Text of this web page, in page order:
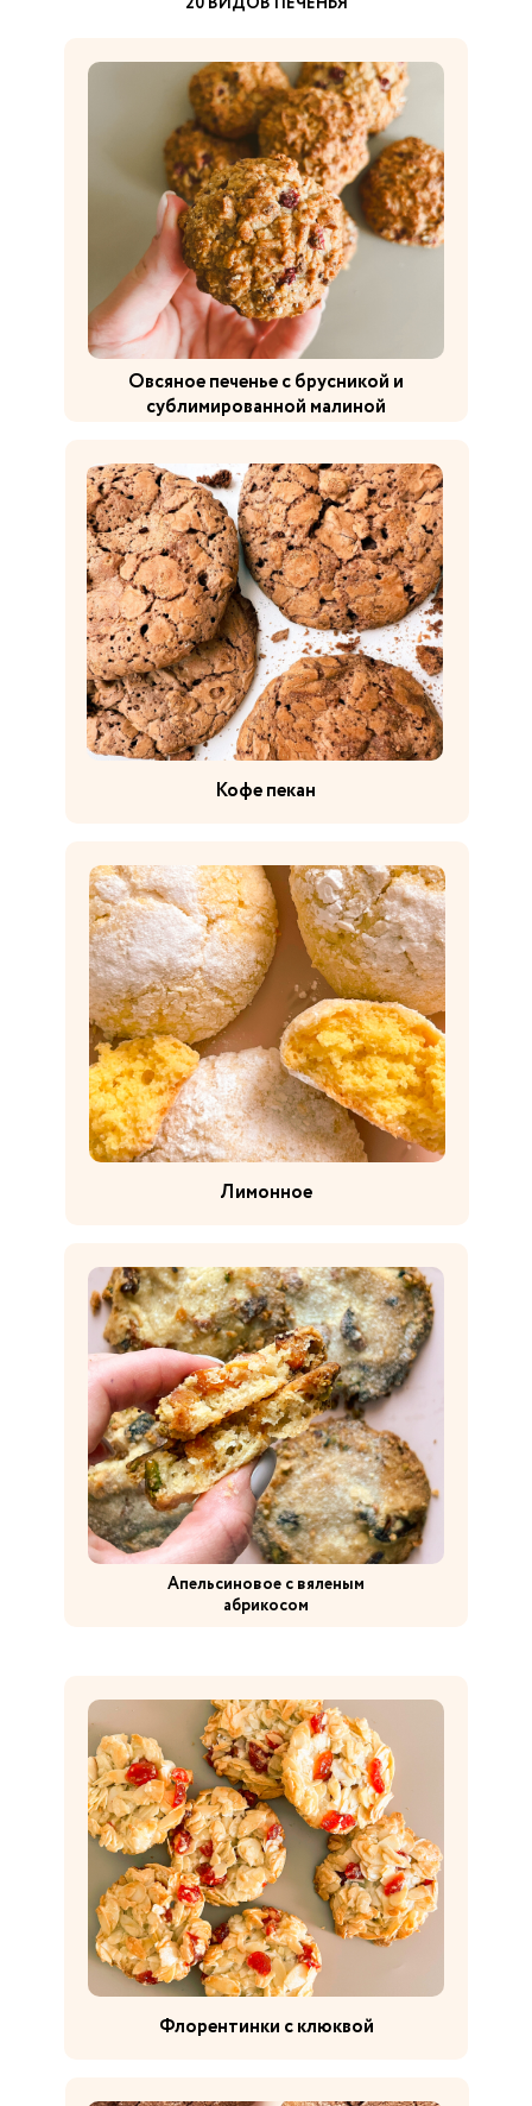
Овсяное печенье с брусникой и
сублимированной малиной
Кофе пекан
Лимонное
Апельсиновое с вяленым
абрикосом
Флорентинки с клюквой